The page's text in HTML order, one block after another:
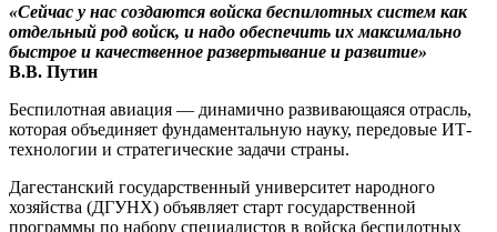
«Сейчас у нас создаются войска беспилотных систем как
отдельный род войск, и надо обеспечить их максимально
быстрое и качественное развертывание и развитие»
В.В. Путин
Беспилотная авиация — динамично развивающаяся отрасль,
которая объединяет фундаментальную науку, передовые ИТ-
технологии и стратегические задачи страны.
Дагестанский государственный университет народного
хозяйства (ДГУНХ) объявляет старт государственной
программы по набору специалистов в войска беспилотных